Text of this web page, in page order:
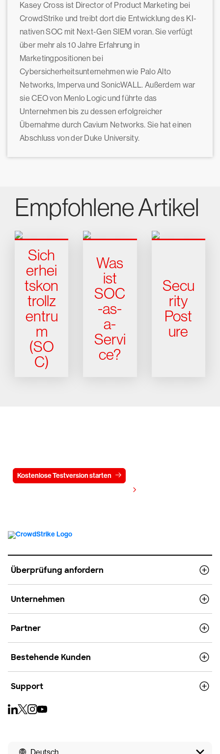
Kasey Cross ist Director of Product Marketing bei
CrowdStrike und treibt dort die Entwicklung des KI-
nativen SOC mit Next-Gen SIEM voran. Sie verfügt
über mehr als 10 Jahre Erfahrung in
Marketingpositionen bei
Cybersicherheitsunternehmen wie Palo Alto
Networks, Imperva und SonicWALL. Außerdem war
sie CEO von Menlo Logic und führte das
Unternehmen bis zu dessen erfolgreicher
Übernahme durch Cavium Networks. Sie hat einen
Abschluss von der Duke University.
Empfohlene Artikel
Sich
erhei
tskon
trollz
entru
m
(SO
C)
Was
ist
SOC
-as-
a-
Servi
ce?
Secu
rity
Post
ure
Kostenlose Testversion starten
Überprüfung anfordern
Unternehmen
Partner
Bestehende Kunden
Support